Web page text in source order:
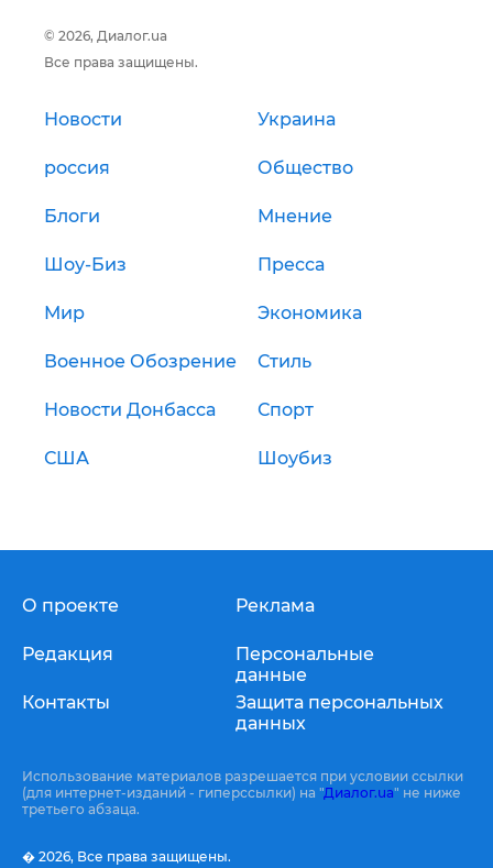
© 2026, Диалог.ua
Все права защищены.
Новости Украина
россия Общество
Блоги Мнение
Шоу-Биз Пресса
Мир Экономика
Военное Обозрение Стиль
Новости Донбасса Спорт
США Шоубиз
О проекте
Редакция
Контакты
Реклама
Персональные
данные
Защита персональных
данных
Использование материалов разрешается при условии ссылки
(для интернет-изданий - гиперссылки) на "Диалог.ua" не ниже
третьего абзаца.
� 2026, Все права защищены.